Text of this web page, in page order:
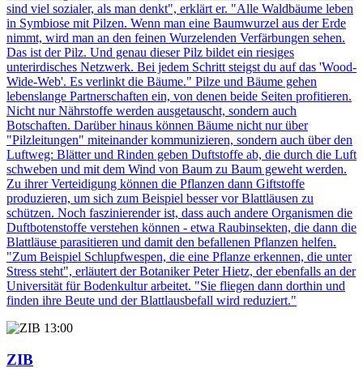
sind viel sozialer, als man denkt", erklärt er. "Alle Waldbäume leben
in Symbiose mit Pilzen. Wenn man eine Baumwurzel aus der Erde
nimmt, wird man an den feinen Wurzelenden Verfärbungen sehen.
Das ist der Pilz. Und genau dieser Pilz bildet ein riesiges
unterirdisches Netzwerk. Bei jedem Schritt steigst du auf das 'Wood-
Wide-Web'. Es verlinkt die Bäume." Pilze und Bäume gehen
lebenslange Partnerschaften ein, von denen beide Seiten profitieren.
Nicht nur Nährstoffe werden ausgetauscht, sondern auch
Botschaften. Darüber hinaus können Bäume nicht nur über
"Pilzleitungen" miteinander kommunizieren, sondern auch über den
Luftweg: Blätter und Rinden geben Duftstoffe ab, die durch die Luft
schweben und mit dem Wind von Baum zu Baum geweht werden.
Zu ihrer Verteidigung können die Pflanzen dann Giftstoffe
produzieren, um sich zum Beispiel besser vor Blattläusen zu
schützen. Noch faszinierender ist, dass auch andere Organismen die
Duftbotenstoffe verstehen können - etwa Raubinsekten, die dann die
Blattläuse parasitieren und damit den befallenen Pflanzen helfen.
"Zum Beispiel Schlupfwespen, die eine Pflanze erkennen, die unter
Stress steht", erläutert der Botaniker Peter Hietz, der ebenfalls an der
Universität für Bodenkultur arbeitet. "Sie fliegen dann dorthin und
finden ihre Beute und der Blattlausbefall wird reduziert."
13:00
ZIB